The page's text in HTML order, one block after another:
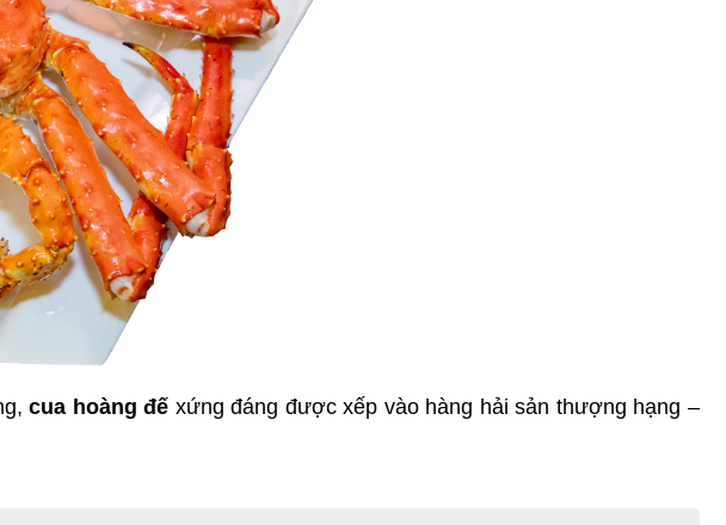
cua hoàng đế xứng đáng được xếp vào hàng hải sản thượng hạng –